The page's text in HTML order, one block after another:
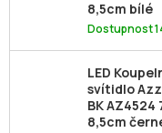
8,5cm bílé
Dostupnost
LED
svítidlo
BK AZ4524
8,5cm